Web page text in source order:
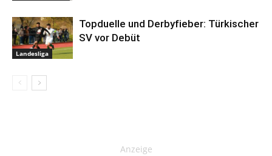
Landesliga
Topduelle und Derbyfieber: Türkischer
SV vor Debüt
Anzeige